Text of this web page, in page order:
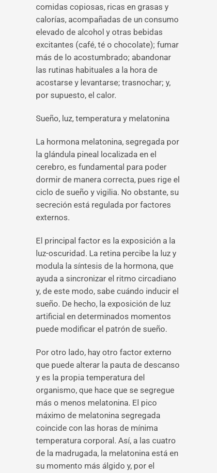
comidas copiosas, ricas en grasas y
calorías, acompañadas de un consumo
elevado de alcohol y otras bebidas
excitantes (café, té o chocolate); fumar
más de lo acostumbrado; abandonar
las rutinas habituales a la hora de
acostarse y levantarse; trasnochar; y,
por supuesto, el calor.
Sueño, luz, temperatura y melatonina
La hormona melatonina, segregada por
la glándula pineal localizada en el
cerebro, es fundamental para poder
dormir de manera correcta, pues rige el
ciclo de sueño y vigilia. No obstante, su
secreción está regulada por factores
externos.
El principal factor es la exposición a la
luz-oscuridad. La retina percibe la luz y
modula la síntesis de la hormona, que
ayuda a sincronizar el ritmo circadiano
y, de este modo, sabe cuándo inducir el
sueño. De hecho, la exposición de luz
artificial en determinados momentos
puede modificar el patrón de sueño.
Por otro lado, hay otro factor externo
que puede alterar la pauta de descanso
y es la propia temperatura del
organismo, que hace que se segregue
más o menos melatonina. El pico
máximo de melatonina segregada
coincide con las horas de mínima
temperatura corporal. Así, a las cuatro
de la madrugada, la melatonina está en
su momento más álgido y, por el